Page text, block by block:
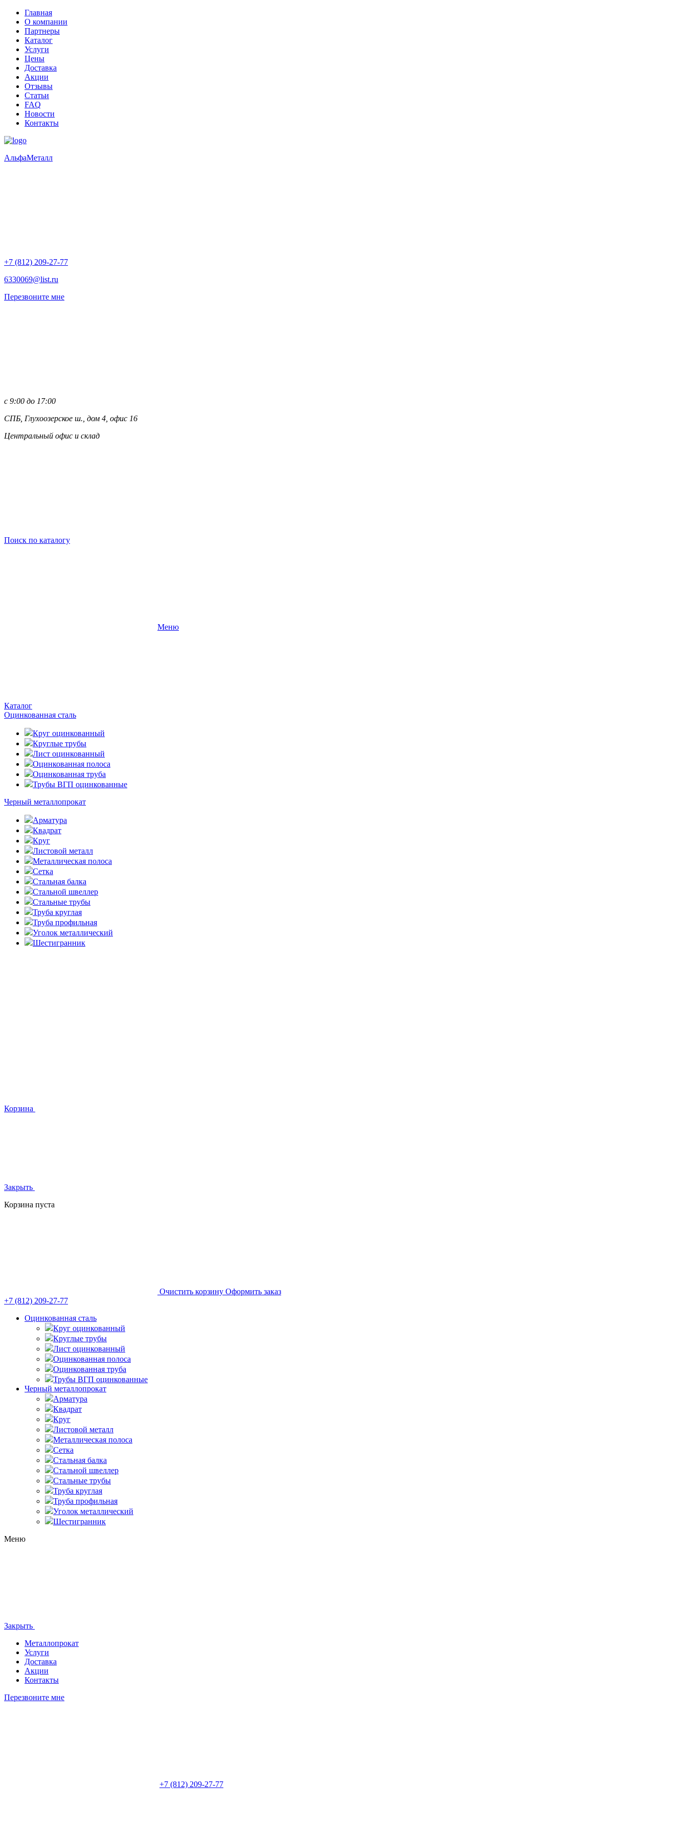
Главная
О компании
Партнеры
Каталог
Услуги
Цены
Доставка
Акции
Отзывы
Статьи
FAQ
Новости
Контакты
АльфаМеталл
+7 (812) 209-27-77
6330069@list.ru
Перезвоните мне
с 9:00 до 17:00
СПБ, Глухоозерское ш., дом 4, офис 16
Центральный офис и склад
Поиск по каталогу
Меню
Каталог
Оцинкованная сталь
Круг оцинкованный
Круглые трубы
Лист оцинкованный
Оцинкованная полоса
Оцинкованная труба
Трубы ВГП оцинкованные
Черный металлопрокат
Арматура
Квадрат
Круг
Листовой металл
Металлическая полоса
Сетка
Стальная балка
Стальной швеллер
Стальные трубы
Труба круглая
Труба профильная
Уголок металлический
Шестигранник
Корзина
Закрыть
Корзина пуста
Очистить корзину Оформить заказ
+7 (812) 209-27-77
Оцинкованная сталь
Круг оцинкованный
Круглые трубы
Лист оцинкованный
Оцинкованная полоса
Оцинкованная труба
Трубы ВГП оцинкованные
Черный металлопрокат
Арматура
Квадрат
Круг
Листовой металл
Металлическая полоса
Сетка
Стальная балка
Стальной швеллер
Стальные трубы
Труба круглая
Труба профильная
Уголок металлический
Шестигранник
Меню
Закрыть
Металлопрокат
Услуги
Доставка
Акции
Контакты
Перезвоните мне
+7 (812) 209-27-77